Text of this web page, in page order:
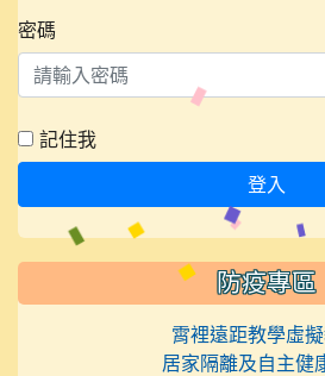
密碼
記住我
登入
防疫專區
霄裡遠距教學虛
居家隔離及自主健